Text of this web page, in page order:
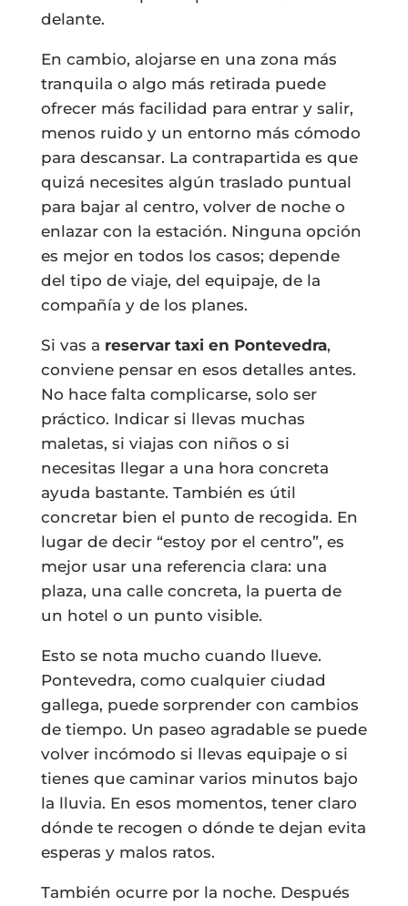
delante.
En cambio, alojarse en una zona más
tranquila o algo más retirada puede
ofrecer más facilidad para entrar y salir,
menos ruido y un entorno más cómodo
para descansar. La contrapartida es que
quizá necesites algún traslado puntual
para bajar al centro, volver de noche o
enlazar con la estación. Ninguna opción
es mejor en todos los casos; depende
del tipo de viaje, del equipaje, de la
compañía y de los planes.
Si vas a reservar taxi en Pontevedra,
conviene pensar en esos detalles antes.
No hace falta complicarse, solo ser
práctico. Indicar si llevas muchas
maletas, si viajas con niños o si
necesitas llegar a una hora concreta
ayuda bastante. También es útil
concretar bien el punto de recogida. En
lugar de decir “estoy por el centro”, es
mejor usar una referencia clara: una
plaza, una calle concreta, la puerta de
un hotel o un punto visible.
Esto se nota mucho cuando llueve.
Pontevedra, como cualquier ciudad
gallega, puede sorprender con cambios
de tiempo. Un paseo agradable se puede
volver incómodo si llevas equipaje o si
tienes que caminar varios minutos bajo
la lluvia. En esos momentos, tener claro
dónde te recogen o dónde te dejan evita
esperas y malos ratos.
También ocurre por la noche. Después